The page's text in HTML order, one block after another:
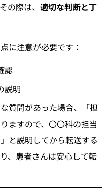
の際は、 適切な判断と丁
に注意が必要です：
認
説明
質問があった場合、「担
ますので、〇〇科の担当
と説明してから転送する
、患者さんは安心して転